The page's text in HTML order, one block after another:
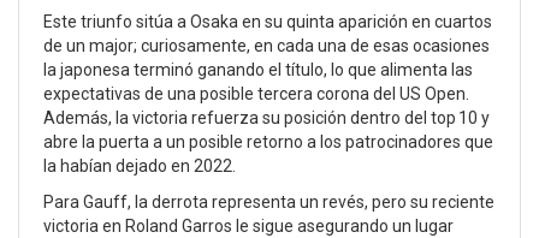
Este triunfo sitúa a Osaka en su quinta aparición en cuartos
de un major; curiosamente, en cada una de esas ocasiones
la japonesa terminó ganando el título, lo que alimenta las
expectativas de una posible tercera corona del US Open.
Además, la victoria refuerza su posición dentro del top 10 y
abre la puerta a un posible retorno a los patrocinadores que
la habían dejado en 2022.
Para Gauff, la derrota representa un revés, pero su reciente
victoria en Roland Garros le sigue asegurando un lugar